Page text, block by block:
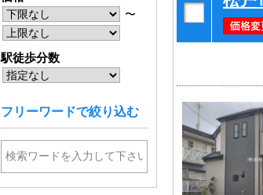
〜
駅徒歩分数
フリーワードで絞り込む